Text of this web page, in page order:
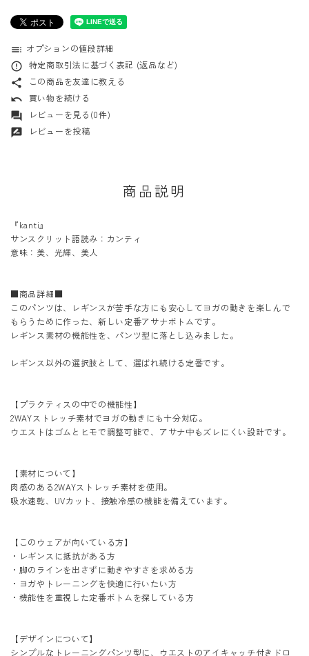
toc オプションの値段詳細
error_outline 特定商取引法に基づく表記 (返品など)
share この商品を友達に教える
undo 買い物を続ける
forum レビューを見る(0件)
rate_review レビューを投稿
商品説明
『kanti』
サンスクリット語読み：カンティ
意味：美、光輝、美人
■商品詳細■
このパンツは、レギンスが苦手な方にも安心してヨガの動きを楽しんで
もらうために作った、新しい定番アサナボトムです。
レギンス素材の機能性を、パンツ型に落とし込みました。
レギンス以外の選択肢として、選ばれ続ける定番です。
【プラクティスの中での機能性】
2WAYストレッチ素材でヨガの動きにも十分対応。
ウエストはゴムとヒモで調整可能で、アサナ中もズレにくい設計です。
【素材について】
肉感のある2WAYストレッチ素材を使用。
吸水速乾、UVカット、接触冷感の機能を備えています。
【このウェアが向いている方】
・レギンスに抵抗がある方
・脚のラインを出さずに動きやすさを求める方
・ヨガやトレーニングを快適に行いたい方
・機能性を重視した定番ボトムを探している方
【デザインについて】
シンプルなトレーニングパンツ型に、ウエストのアイキャッチ付きドロ